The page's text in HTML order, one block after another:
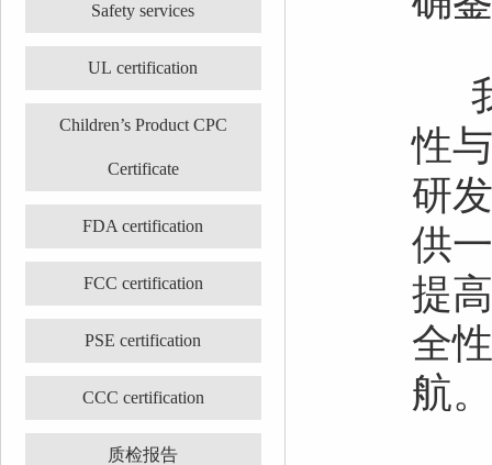
Safety services
UL certification
Children’s Product CPC
Certificate
FDA certification
FCC certification
PSE certification
CCC certification
质检报告
我
性
研
供
提
全
航。